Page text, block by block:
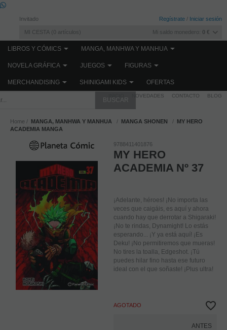
Invitado Regístrate / Iniciar sesión
MI CESTA 0 artículos Mi saldo monedero: 0 €
NOVEDADES CONTACTO BLOG
LIBROS Y CÓMICS MANGA, MANHWA Y MANHUA
NOVELA GRÁFICA JUEGOS FIGURAS
MERCHANDISING SHINIGAMI KIDS OFERTAS
Home MANGA, MANHWA Y MANHUA MANGA SHONEN
MY HERO
ACADEMIA MANGA
9788411401876
MY HERO
ACADEMIA Nº 37
¡Adelante, héroes! ¡No importa las
veces que caigáis, es aquí y ahora
cuando hay que derrotar a Shigaraki!
¡No te rindas, Dynamight! Lo estás
esperando... ¡Y ya está aquí! ¡Es
Deku! ¡No permitiremos que mueras!
No tires la toalla, Edgeshot. ¡Tú
puedes hilar fino hasta ese futuro
ideal con el que soñaste! ¡Plus ultra!
AGOTADO
ANTES